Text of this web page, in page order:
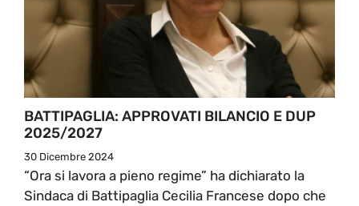
BATTIPAGLIA: APPROVATI BILANCIO E DUP
2025/2027
30 Dicembre 2024
“Ora si lavora a pieno regime” ha dichiarato la
Sindaca di Battipaglia Cecilia Francese dopo che